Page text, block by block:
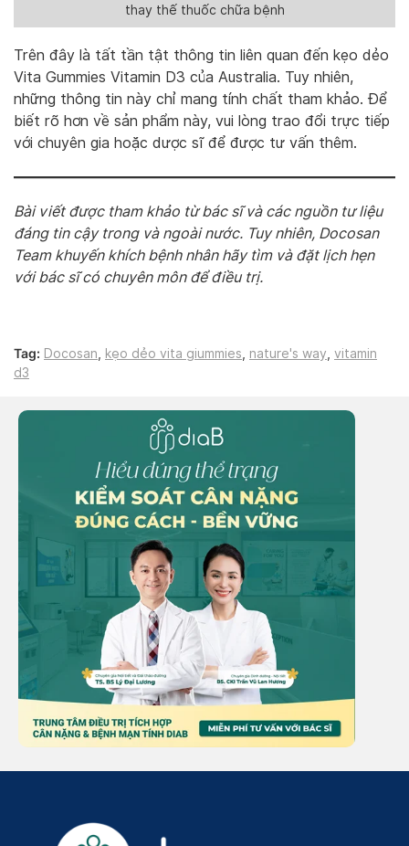
thay thế thuốc chữa bệnh
Trên đây là tất tần tật thông tin liên quan đến kẹo dẻo
Vita Gummies Vitamin D3 của Australia. Tuy nhiên,
những thông tin này chỉ mang tính chất tham khảo. Để
biết rõ hơn về sản phẩm này, vui lòng trao đổi trực tiếp
với chuyên gia hoặc dược sĩ để được tư vấn thêm.
Bài viết được tham khảo từ bác sĩ và các nguồn tư liệu
đáng tin cậy trong và ngoài nước. Tuy nhiên, Docosan
Team khuyến khích bệnh nhân hãy tìm và đặt lịch hẹn
với bác sĩ có chuyên môn để điều trị.
Tag: Docosan, kẹo dẻo vita giummies, nature's way, vitamin
d3